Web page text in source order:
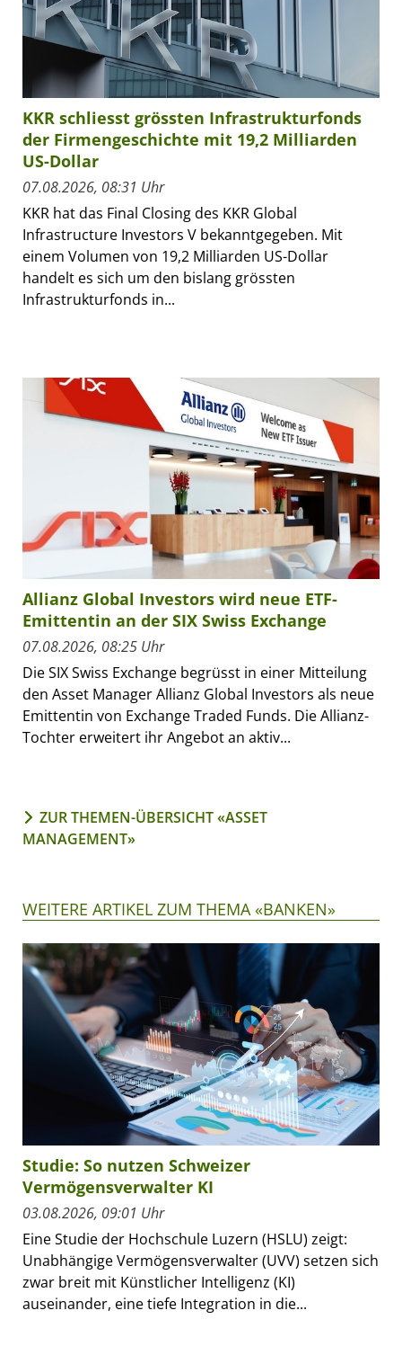
KKR schliesst grössten Infrastrukturfonds
der Firmengeschichte mit 19,2 Milliarden
US-Dollar
07.08.2026, 08:31 Uhr
KKR hat das Final Closing des KKR Global
Infrastructure Investors V bekanntgegeben. Mit
einem Volumen von 19,2 Milliarden US-Dollar
handelt es sich um den bislang grössten
Infrastrukturfonds in...
Allianz Global Investors wird neue ETF-
Emittentin an der SIX Swiss Exchange
07.08.2026, 08:25 Uhr
Die SIX Swiss Exchange begrüsst in einer Mitteilung
den Asset Manager Allianz Global Investors als neue
Emittentin von Exchange Traded Funds. Die Allianz-
Tochter erweitert ihr Angebot an aktiv...
ZUR THEMEN-ÜBERSICHT «ASSET
MANAGEMENT»
WEITERE ARTIKEL ZUM THEMA «BANKEN»
Studie: So nutzen Schweizer
Vermögensverwalter KI
03.08.2026, 09:01 Uhr
Eine Studie der Hochschule Luzern (HSLU) zeigt:
Unabhängige Vermögensverwalter (UVV) setzen sich
zwar breit mit Künstlicher Intelligenz (KI)
auseinander, eine tiefe Integration in die...